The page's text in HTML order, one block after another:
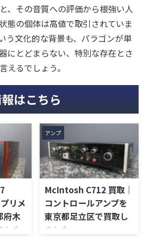
、その音質への評価から根強い人
態の個体は高値で取引されていま
う文化的な背景も、パラゴンが単
にとどまらない、特別な存在とさ
えるでしょう。
はこちら
リメ
府木
た
アンプ
McIntosh C712 買取｜
コントロールアンプを
東京都足立区で買取し
ました